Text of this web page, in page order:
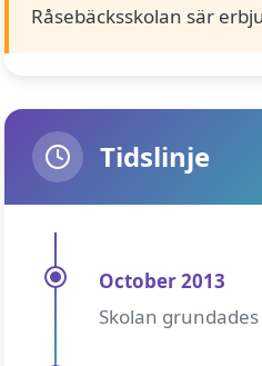
Råsebäcksskolan sär
Tidslinje
October 2013
Skolan grundades